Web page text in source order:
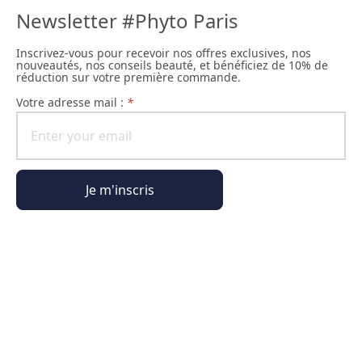
Newsletter #Phyto Paris
Inscrivez-vous pour recevoir nos offres exclusives, nos
nouveautés, nos conseils beauté, et bénéficiez de 10% de
réduction sur votre première commande.
Votre adresse mail : *
Je m'inscris